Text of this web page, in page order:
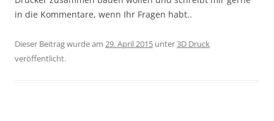
in die Kommentare, wenn Ihr Fragen habt..
Dieser Beitrag wurde am 29. April 2015 unter3D Druck
veröffentlicht.